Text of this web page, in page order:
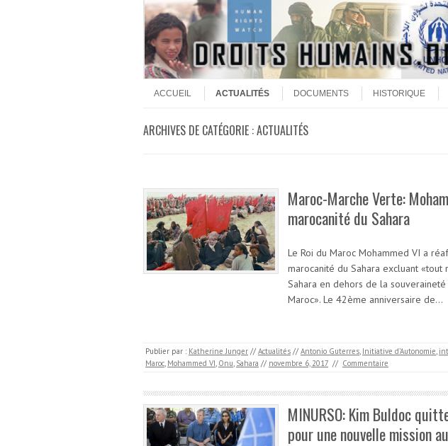
Menu
ACCUEIL
ACTUALITÉS DOCUMENTS HISTORIQUE
ARCHIVES DE CATÉGORIE :ACTUALITÉS
Maroc-Marche Verte:
marocanité du Sahara
Le Roi du Maroc Mohammed VI a
marocanité du Sahara excluant
Sahara en dehors de la
Maroc». Le 42ème anniversaire de…
Publier par : Katherine Junger // Actualités // Antonio Guterres, Initiative d’Autonomie,
Maroc, Mohammed VI, Onu, Sahara // novembre 6, 2017 // Commentaire
MINURSO: Kim Buldoc
pour une nouvelle mission